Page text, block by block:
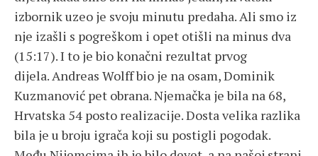
izbornik uzeo je svoju minutu predaha. Ali smo iz
nje izašli s pogreškom i opet otišli na minus dva
(15:17). I to je bio konačni rezultat prvog
dijela. Andreas Wolff bio je na osam, Dominik
Kuzmanović pet obrana. Njemačka je bila na 68,
Hrvatska 54 posto realizacije. Dosta velika razlika
bila je u broju igrača koji su postigli pogodak.